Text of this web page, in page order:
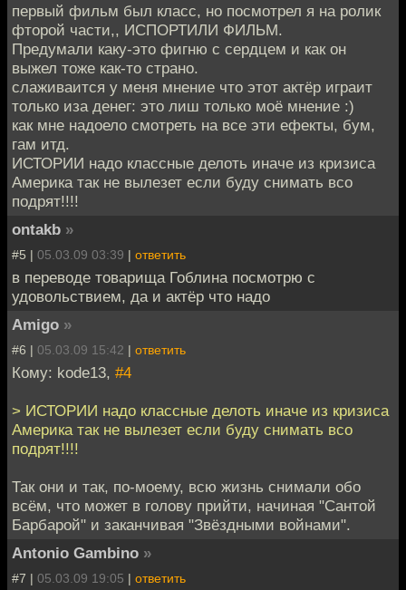
первый фильм был класс, но посмотрел я на ролик
фторой части,, ИСПОРТИЛИ ФИЛЬМ.
Предумали каку-это фигню с сердцем и как он
выжел тоже как-то страно.
слаживаится у меня мнение что этот актёр играит
только иза денег: это лиш только моё мнение :)
как мне надоело смотреть на все эти ефекты, бум,
гам итд.
ИСТОРИИ надо классные делоть иначе из кризиса
Америка так не вылезет если буду снимать всо
подрят!!!!
ontakb »
#5 | 05.03.09 03:39 | ответить
в переводе товарища Гоблина посмотрю с
удовольствием, да и актёр что надо
Amigo »
#6 | 05.03.09 15:42 | ответить
Кому: kode13, #4
> ИСТОРИИ надо классные делоть иначе из кризиса
Америка так не вылезет если буду снимать всо
подрят!!!!
Так они и так, по-моему, всю жизнь снимали обо
всём, что может в голову прийти, начиная "Сантой
Барбарой" и заканчивая "Звёздными войнами".
Antonio Gambino »
#7 | 05.03.09 19:05 | ответить